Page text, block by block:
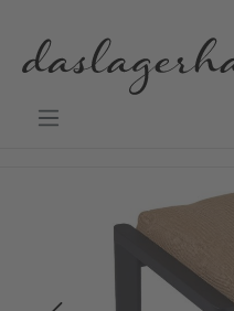
Bildergalerie überspringen